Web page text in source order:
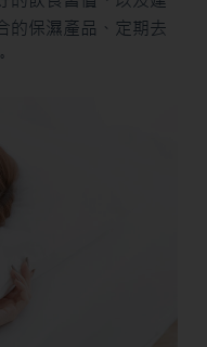
的保濕產品、定期去